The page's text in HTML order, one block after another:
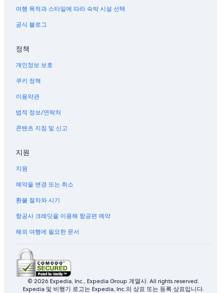
여행 목적과 스타일에 따라 숙박 시설 선택
공식 블로그
정책
개인정보 보호
쿠키 정책
이용약관
법적 정보/연락처
콘텐츠 지침 및 신고
지원
지원
예약을 변경 또는 취소
환불 절차와 시기
항공사 크레딧을 이용해 항공편 예약
해외 여행에 필요한 문서
© 2026 Expedia, Inc., Expedia Group 계열사. All rights reserved.
Expedia 및 비행기 로고는 Expedia, Inc.의 상표 또는 등록 상표입니다.